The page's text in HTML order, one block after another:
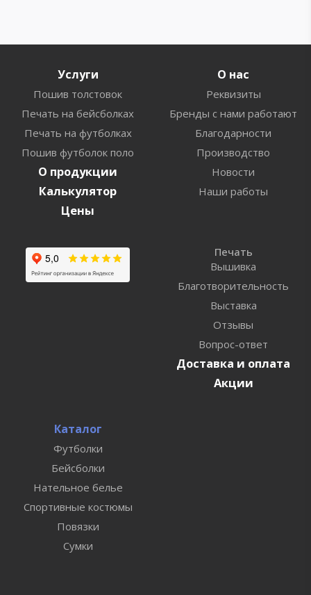
Услуги
Пошив толстовок
Печать на бейсболках
Печать на футболках
Пошив футболок поло
О продукции
Калькулятор
Цены
О нас
Реквизиты
Бренды с нами работают
Благодарности
Производство
Новости
Наши работы
Печать
Вышивка
Благотворительность
Выставка
Отзывы
Вопрос-ответ
Доставка и оплата
Акции
Каталог
Футболки
Бейсболки
Нательное белье
Спортивные костюмы
Повязки
Сумки